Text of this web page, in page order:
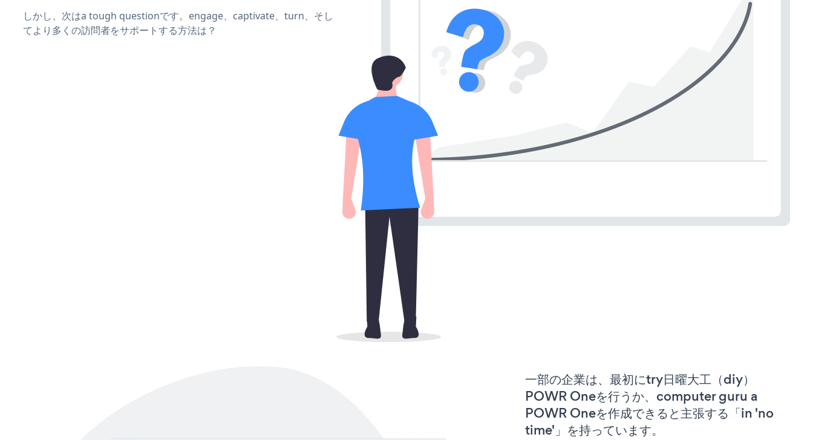
しかし、次はa tough questionです。engage、captivate、turn、そし
てより多くの訪問者をサポートする方法は？
一部の企業は、最初にtry日曜大工（diy）
POWR Oneを行うか、computer guru a
POWR Oneを作成できると主張する「in 'no
time'」を持っています。